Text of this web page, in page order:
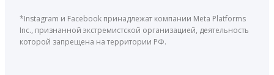
*Instagram и Facebook принадлежат компании Meta Platforms
Inc., признанной экстремистской организацией, деятельность
которой запрещена на территории РФ.